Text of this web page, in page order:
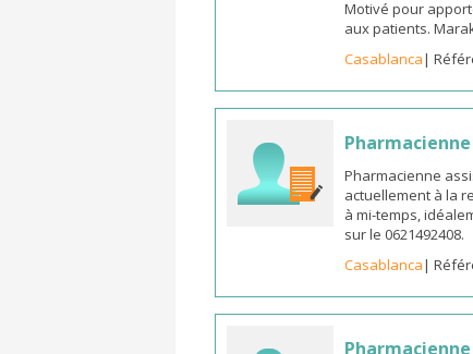
Motivé pour
aux patients.
Casablanca|
Pharmacienne
actuellement à la
à mi-temps,
sur le 0621492408.
Casablanca|